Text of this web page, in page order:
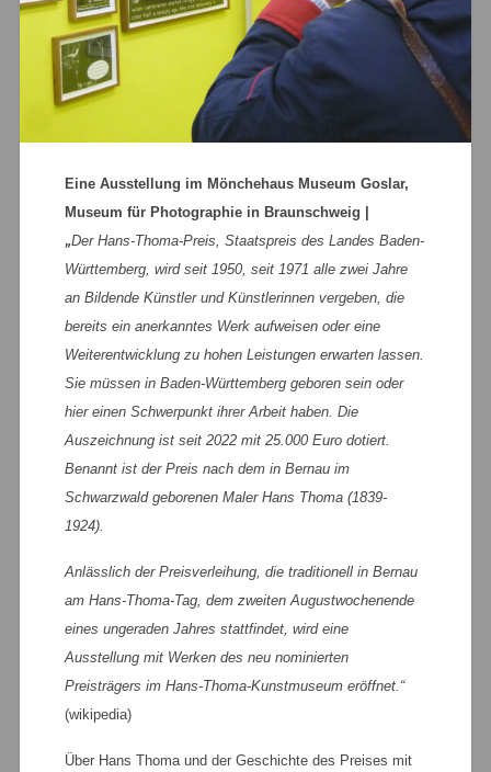
Eine Ausstellung im Mönchehaus Museum Goslar,
Museum für Photographie in Braunschweig |
„Der Hans-Thoma-Preis, Staatspreis des Landes Baden-
Württemberg, wird seit 1950, seit 1971 alle zwei Jahre
an Bildende Künstler und Künstlerinnen vergeben, die
bereits ein anerkanntes Werk aufweisen oder eine
Weiterentwicklung zu hohen Leistungen erwarten lassen.
Sie müssen in Baden-Württemberg geboren sein oder
hier einen Schwerpunkt ihrer Arbeit haben. Die
Auszeichnung ist seit 2022 mit 25.000 Euro dotiert.
Benannt ist der Preis nach dem in Bernau im
Schwarzwald geborenen Maler Hans Thoma (1839-
1924).
Anlässlich der Preisverleihung, die traditionell in Bernau
am Hans-Thoma-Tag, dem zweiten Augustwochenende
eines ungeraden Jahres stattfindet, wird eine
Ausstellung mit Werken des neu nominierten
Preisträgers im Hans-Thoma-Kunstmuseum eröffnet.“
(wikipedia)
Über Hans Thoma und der Geschichte des Preises mit